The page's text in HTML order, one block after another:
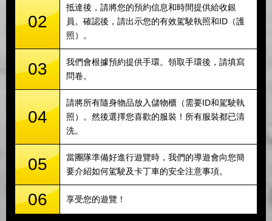
02
抵達後，請將您的預約信息和時間提供給收銀
員。確認後，請出示您的有效駕駛執照和ID（護
照）。
03
我們會根據預約提供手環。領取手環後，請填寫
問卷。
04
請將所有隨身物品放入儲物櫃（需要ID和駕駛執
照）。然後選擇您喜歡的服裝！所有服裝都已清
洗。
05
當團隊準備好進行遊覽時，我們的導遊會向您簡
要介紹如何駕駛及卡丁車的安全注意事項。
06 享受您的遊覽！